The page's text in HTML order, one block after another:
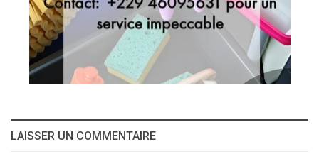
LAISSER UN COMMENTAIRE